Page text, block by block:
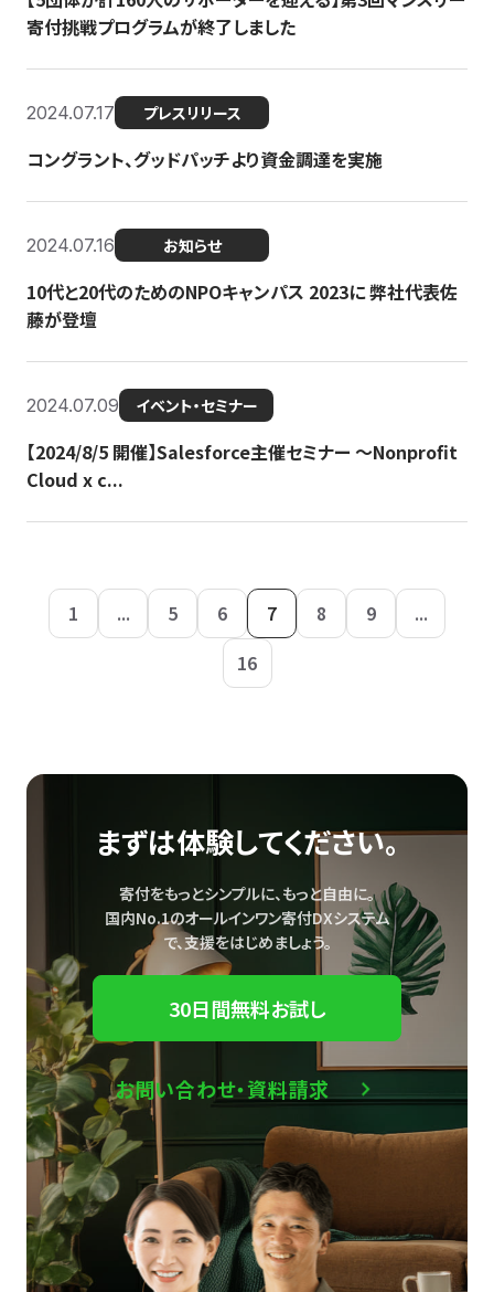
寄付挑戦プログラムが終了しました
2024.07.17 プレスリリース
コングラント、グッドパッチより資金調達を実施
2024.07.16 お知らせ
10代と20代のためのNPOキャンパス 2023に 弊社代表佐
藤が登壇
2024.07.09 イベント・セミナー
【2024/8/5 開催】Salesforce主催セミナー 〜Nonprofit
Cloud x c...
1 ... 5 6 7 8 9
...
16
まずは体験してください。
寄付をもっとシンプルに、もっと自由に。
国内No.1のオールインワン寄付DXシステム
で、支援をはじめましょう。
30日間無料お試し
お問い合わせ・資料請求